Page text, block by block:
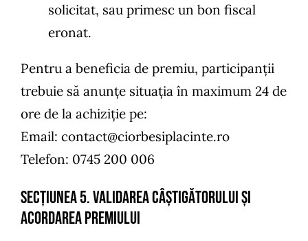
solicitat, sau primesc un bon fiscal
eronat.
Pentru a beneficia de premiu, participanții
trebuie să anunțe situația în maximum 24 de
ore de la achiziție pe:
Email: contact@ciorbesiplacinte.ro
Telefon: 0745 200 006
SECȚIUNEA 5. Validarea câștigătorului și
acordarea premiului